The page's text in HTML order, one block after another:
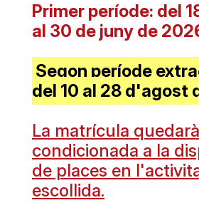
Primer període: del
al 30 de juny de
Segon període
del 10 al 28 d'agost
La matrícula quedarà
condicionada a la
de places en
escollida.